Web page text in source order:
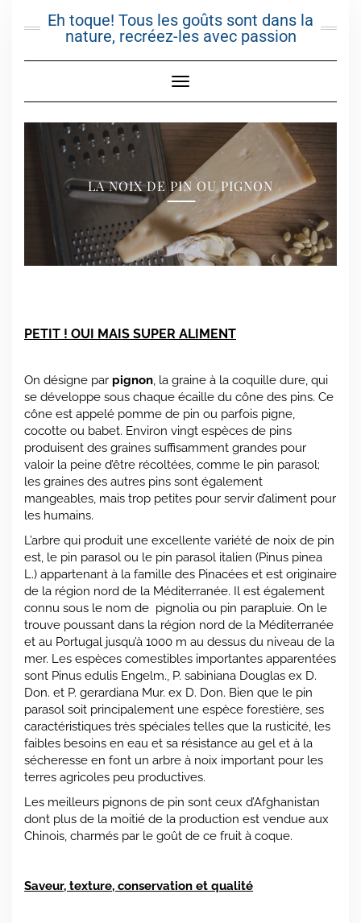
Eh toque! Tous les goûts sont dans la
nature, recréez-les avec passion
Toggle Navigation
LA NOIX DE PIN OU PIGNON
PETIT ! OUI MAIS SUPER ALIMENT
On désigne par pignon, la graine à la coquille dure, qui
se développe sous chaque écaille du cône des pins. Ce
cône est appelé pomme de pin ou parfois pigne,
cocotte ou babet. Environ vingt espèces de pins
produisent des graines suffisamment grandes pour
valoir la peine d’être récoltées, comme le pin parasol;
les graines des autres pins sont également
mangeables, mais trop petites pour servir d’aliment pour
les humains.
L’arbre qui produit une excellente variété de noix de pin
est, le pin parasol ou le pin parasol italien (Pinus pinea
L.) appartenant à la famille des Pinacées et est originaire
de la région nord de la Méditerranée. Il est également
connu sous le nom de pignolia ou pin parapluie. On le
trouve poussant dans la région nord de la Méditerranée
et au Portugal jusqu’à 1000 m au dessus du niveau de la
mer. Les espèces comestibles importantes apparentées
sont Pinus edulis Engelm., P. sabiniana Douglas ex D.
Don. et P. gerardiana Mur. ex D. Don. Bien que le pin
parasol soit principalement une espèce forestière, ses
caractéristiques très spéciales telles que la rusticité, les
faibles besoins en eau et sa résistance au gel et à la
sécheresse en font un arbre à noix important pour les
terres agricoles peu productives.
Les meilleurs pignons de pin sont ceux d’Afghanistan
dont plus de la moitié de la production est vendue aux
Chinois, charmés par le goût de ce fruit à coque.
Saveur, texture, conservation et qualité